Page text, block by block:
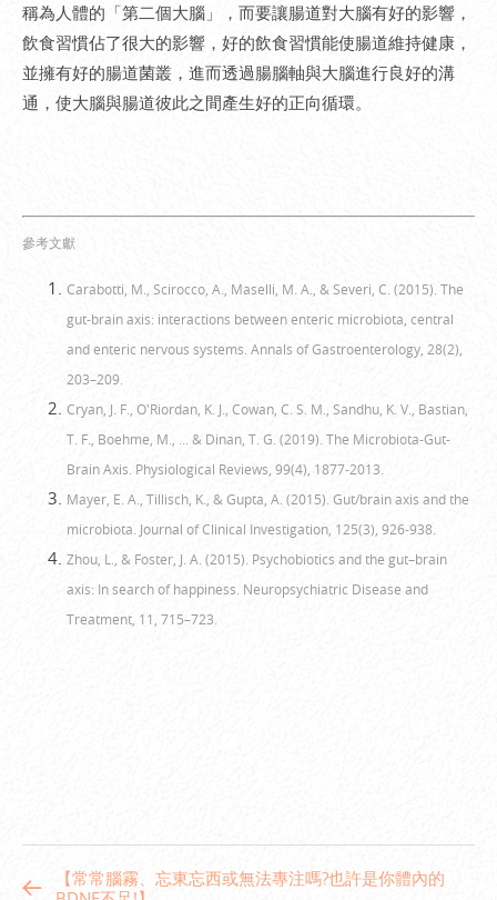
稱為人體的「第二個大腦」，而要讓腸道對大腦有好的影響，
飲食習慣佔了很大的影響，好的飲食習慣能使腸道維持健康，
並擁有好的腸道菌叢，進而透過腸腦軸與大腦進行良好的溝
通，使大腦與腸道彼此之間產生好的正向循環。
參考文獻
Carabotti, M., Scirocco, A., Maselli, M. A., & Severi, C. (2015). The
gut-brain axis: interactions between enteric microbiota, central
and enteric nervous systems. Annals of Gastroenterology, 28(2),
203–209.
Cryan, J. F., O'Riordan, K. J., Cowan, C. S. M., Sandhu, K. V., Bastian,
T. F., Boehme, M., ... & Dinan, T. G. (2019). The Microbiota-Gut-
Brain Axis. Physiological Reviews, 99(4), 1877-2013.
Mayer, E. A., Tillisch, K., & Gupta, A. (2015). Gut/brain axis and the
microbiota. Journal of Clinical Investigation, 125(3), 926-938.
Zhou, L., & Foster, J. A. (2015). Psychobiotics and the gut–brain
axis: In search of happiness. Neuropsychiatric Disease and
Treatment, 11, 715–723.
【常常腦霧、忘東忘西或無法專注嗎?也許是你體內的